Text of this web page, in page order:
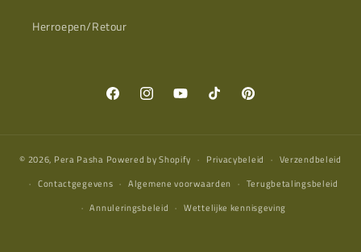
Herroepen/Retour
FacebookInstagramYouTubeTikTok Pinterest
© 2026, Pera Pasha Powered by Shopify Privacybeleid
Verzendbeleid
Contactgegevens
Algemene voorwaarden
Terugbetalingsbeleid
Annuleringsbeleid
Wettelijke kennisgeving